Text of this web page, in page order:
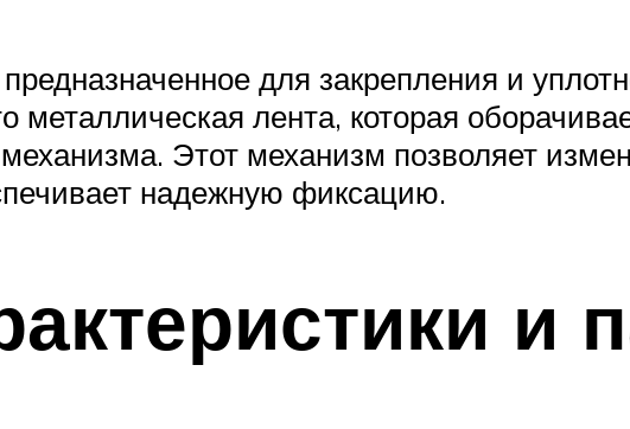
для закрепления и
лента, которая
Этот механизм позволяет
надежную фиксацию.
и